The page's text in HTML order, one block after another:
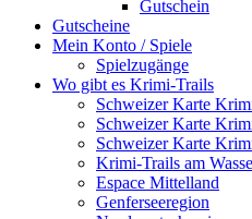
Gutschein
Gutscheine
Mein Konto / Spiele
Spielzugänge
Wo gibt es Krimi-Trails
Schweizer Karte
Schweizer Karte
Schweizer Karte
Krimi-Trails am
Espace Mittelland
Genferseeregion